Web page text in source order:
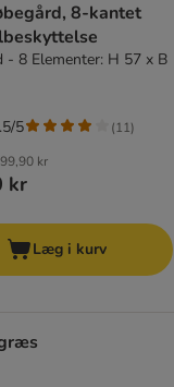
8-kantet
- 8 Elementer: H 57 x B
kr
kr
5 (11)
Læg i kurv